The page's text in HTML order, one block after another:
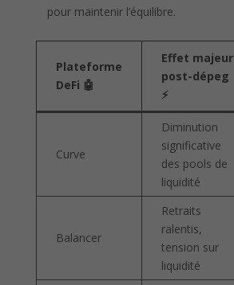
pour maintenir l’équilibre.
Plateforme
DeFi 🤖
Effet majeur
post-dépeg
⚡
Curve
Diminution
significative
des pools de
liquidité
Balancer
Retraits
ralentis,
tension sur
liquidité